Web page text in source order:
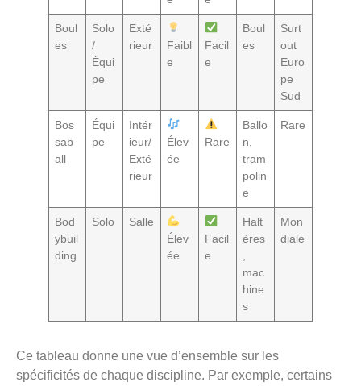
Boul
es
Solo
/
Équi
pe
Exté
rieur
Faibl
e
Facil
e
Boul
es
Surt
out
Euro
pe
Sud
Bos
sab
all
Équi
pe
Intér
ieur/
Exté
rieur
Élev
ée
Rare
Ballo
n,
tram
polin
e
Rare
Bod
ybuil
ding
Solo
Salle
Élev
ée
Facil
e
Halt
ères
mac
hine
s
Mon
diale
Ce tableau donne une vue d’ensemble sur les
spécificités de chaque discipline. Par exemple, certains